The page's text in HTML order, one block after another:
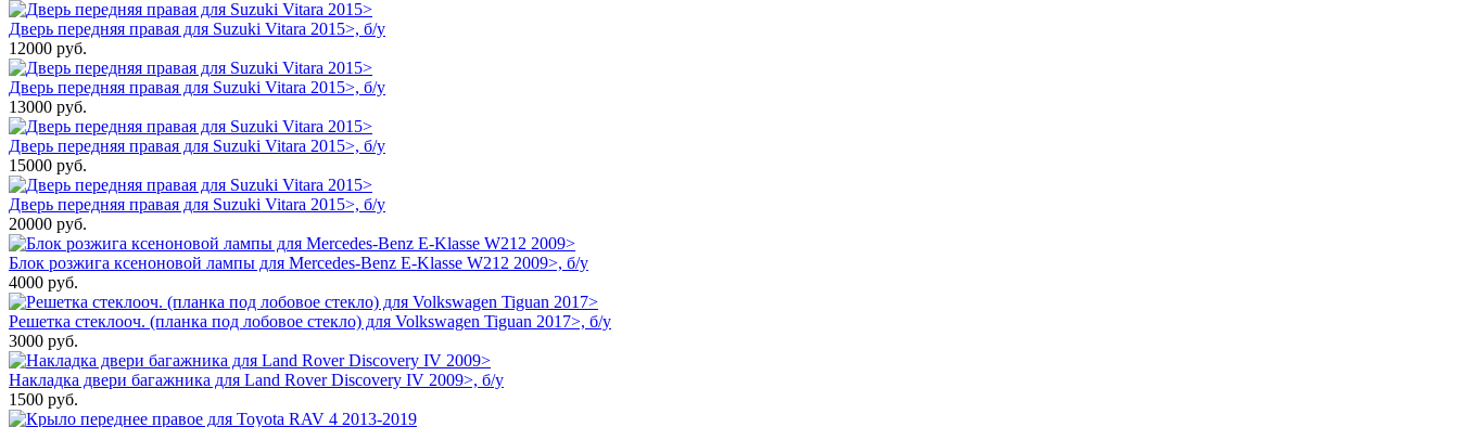
Дверь передняя правая для Suzuki Vitara 2015>, б/у
12000 руб.
Дверь передняя правая для Suzuki Vitara 2015>, б/у
13000 руб.
Дверь передняя правая для Suzuki Vitara 2015>, б/у
15000 руб.
Дверь передняя правая для Suzuki Vitara 2015>, б/у
20000 руб.
Блок розжига ксеноновой лампы для Mercedes-Benz E-Klasse W212 2009>, б/у
4000 руб.
Решетка стеклооч. (планка под лобовое стекло) для Volkswagen Tiguan 2017>, б/у
3000 руб.
Накладка двери багажника для Land Rover Discovery IV 2009>, б/у
1500 руб.